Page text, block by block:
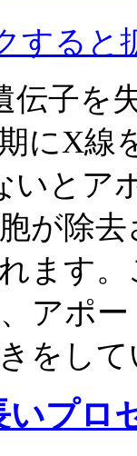
伝子を
にX線
いとア
が除
ます
アポ
をし
いプロ